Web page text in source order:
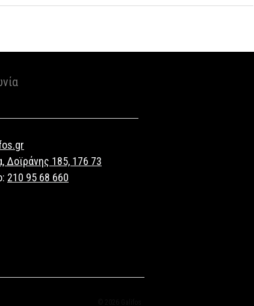
Δοϊράνης 185, 176 73
210 95 68 660